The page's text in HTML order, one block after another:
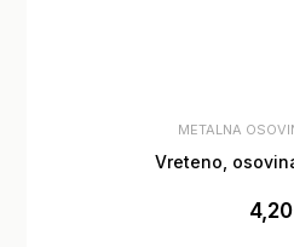
METALNA
Vreteno,
4,20